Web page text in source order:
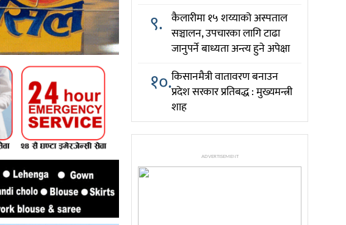
९. कैलारीमा १५ शय्याको अस्पताल
सञ्चालन, उपचारका लागि टाढा
जानुपर्ने बाध्यता अन्त्य हुने अपेक्षा
१०.किसानमैत्री वातावरण बनाउन
प्रदेश सरकार प्रतिबद्ध : मुख्यमन्त्री
शाह
ADVERTISEMENT